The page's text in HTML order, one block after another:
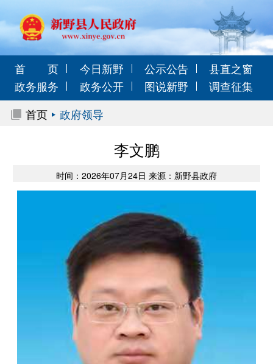
首 页 今日新野 公示公告
县直之窗
政务服务
政务公开 图说新野
调查征集
首页
政府领导
李文鹏
时间：2026年07月24日 来源：新野县政府